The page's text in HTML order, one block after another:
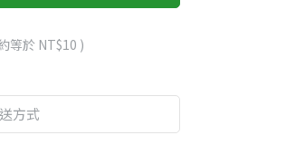
等於NT$10 )
方式